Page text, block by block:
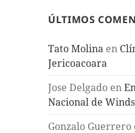
ÚLTIMOS
Tato Molina en
Jericoacoara
Jose Delgado en
Nacional de
Gonzalo Guerrero